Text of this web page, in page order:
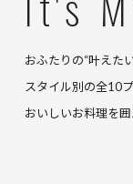
おふたりの“叶えた
スタイル別の全10
おいしいお料理を